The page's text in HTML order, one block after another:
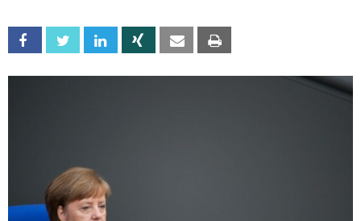
Facebook Twitter Linkedin Xing Email